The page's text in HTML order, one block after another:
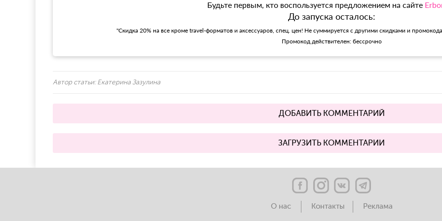
Будьте первым, кто воспользуется предложением на сайте
До запуска осталось:
"Скидка 20% на все кроме travel-форматов и аксессуаров, спец. цен! Не суммируется с другими скидками и
Промокод действителен: бессрочно
Автор статьи: Екатерина Зазулина
ДОБАВИТЬ КОММЕНТАРИЙ
ЗАГРУЗИТЬ КОММЕНТАРИИ
О нас Контакты Реклама